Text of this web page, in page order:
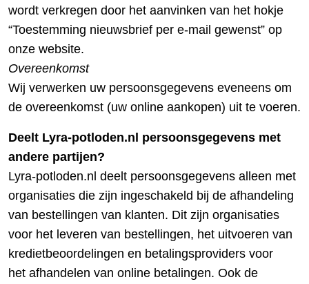
wordt verkregen door het aanvinken van het hokje
“Toestemming nieuwsbrief per e-mail gewenst” op
onze website.
Overeenkomst
Wij verwerken uw persoonsgegevens eveneens om
de overeenkomst (uw online aankopen) uit te voeren.
Deelt Lyra-potloden.nl persoonsgegevens met
andere partijen?
Lyra-potloden.nl deelt persoonsgegevens alleen met
organisaties die zijn ingeschakeld bij de afhandeling
van bestellingen van klanten. Dit zijn organisaties
voor het leveren van bestellingen, het uitvoeren van
kredietbeoordelingen en betalingsproviders voor
het afhandelen van online betalingen. Ook de